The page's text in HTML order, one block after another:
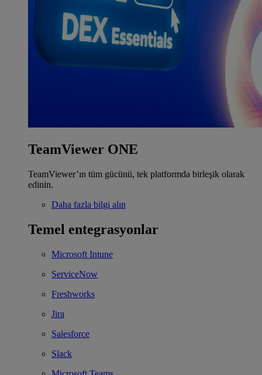
TeamViewer ONE
TeamViewer’ın tüm gücünü, tek platformda birleşik olarak
edinin.
Daha fazla bilgi alın
Temel entegrasyonlar
Microsoft Intune
ServiceNow
Freshworks
Jira
Salesforce
Slack